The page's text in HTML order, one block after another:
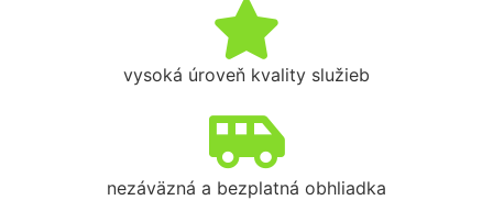
vysoká úroveň kvality služieb
nezáväzná a bezplatná obhliadka